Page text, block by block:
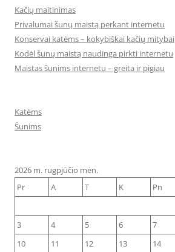
Kačių maitinimas
Privalumai šunų maistą perkant internetu
Konservai katėms – kokybiškai kačių mitybai
Kodėl šunų maistą naudinga pirkti internetu
Maistas šunims internetu – greita ir pigiau
Katėms
Šunims
2026 m. rugpjūčio mėn.
Pr
A T K Pn
3
4 5 6 7
10
11 12 13 14